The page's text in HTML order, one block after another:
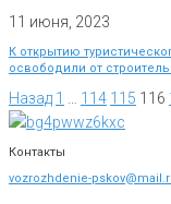
11 июня, 2023
К открытию
освободили от
Назад 1 114 115 116
Контакты
vozrozhdenie-